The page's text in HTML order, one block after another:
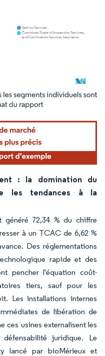
nécessite une attribution sous CC BY
: la domination du
les tendances à la
généré 72,34 % du chiffre
à un TCAC de 6,62 %
Des réglementations
rapide et des
pencher l'équation coût-
tiers, sauf pour les
Les installations internes
de libération de
ces usines externalisent les
juridique. Le
lancé par bioMérieux et